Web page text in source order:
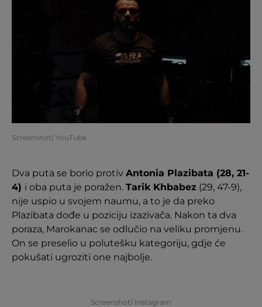
Screenshot/ YouTube
Dva puta se borio protiv Antonia Plazibata (28, 21-
4) i oba puta je poražen. Tarik Khbabez (29, 47-9),
nije uspio u svojem naumu, a to je da preko
Plazibata dođe u poziciju izazivača. Nakon ta dva
poraza, Marokanac se odlučio na veliku promjenu.
On se preselio u polutešku kategoriju, gdje će
pokušati ugroziti one najbolje.
Screenshot/ Instagram